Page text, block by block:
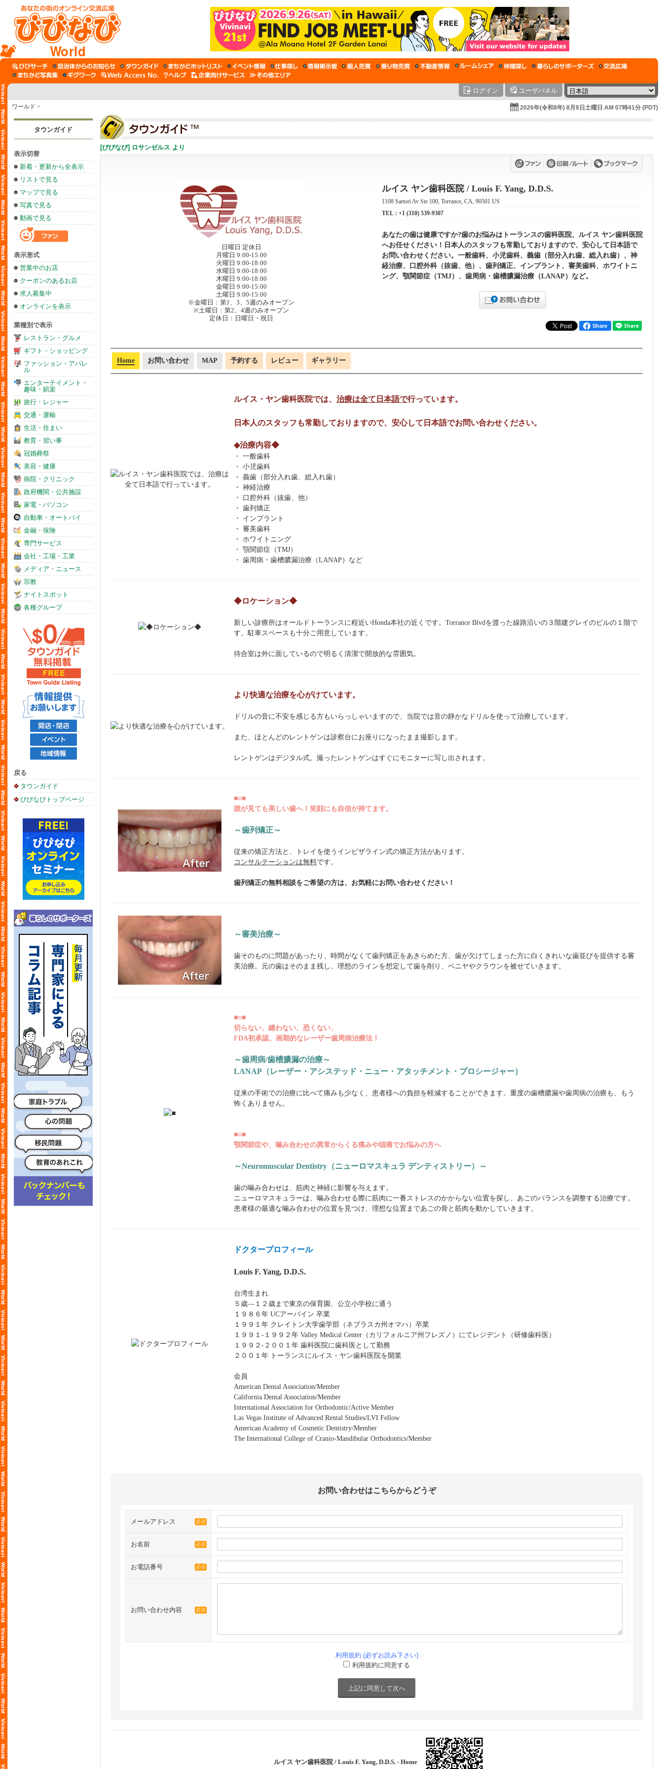
World
ログイン ユーザパネル
ワールド > 2026年(令和8年) 8月8日土曜日 AM 07時41分 (PDT)
タウンガイド
表示切替
新着・更新から全表示
リストで見る
マップで見る
写真で見る
動画で見る
表示形式
営業中のお店
クーポンのあるお店
求人募集中
オンラインを表示
業種別で表示
レストラン・グルメ
ギフト・ショッピング
ファッション・アパレ
ル
エンターテイメント・
趣味・娯楽
旅行・レジャー
交通・運輸
生活・住まい
教育・習い事
冠婚葬祭
美容・健康
病院・クリニック
政府機関・公共施設
家電・パソコン
自動車・オートバイ
金融・保険
専門サービス
会社・工場・工業
メディア・ニュース
宗教
ナイトスポット
各種グループ
戻る
タウンガイド
びびなびトップページ
[びびなび] ロサンゼルス より
日曜日 定休日
月曜日 9:00-15:00
火曜日 9:00-18:00
水曜日 9:00-18:00
木曜日 9:00-18:00
金曜日 9:00-15:00
土曜日 9:00-15:00
※金曜日：第1、3、5週のみオープン
※土曜日：第2、4週のみオープン
定休日：日曜日・祝日
ルイス ヤン歯科医院 / Louis F. Yang, D.D.S.
1108 Sartori Av Ste 100, Torrance, CA, 90501 US
TEL : +1 (310) 539-9307
あなたの歯は健康ですか?歯のお悩みはトーランスの歯科医院、ルイス ヤン歯科医院
へお任せください！日本人のスタッフも常勤しておりますので、安心して日本語で
お問い合わせください。一般歯科、小児歯科、義歯（部分入れ歯、総入れ歯）、神
経治療、口腔外科（抜歯、他）、歯列矯正、インプラント、審美歯科、ホワイトニ
ング、顎関節症（TMJ）、歯周病・歯槽膿漏治療（LANAP）など。
Share
Home お問い合わせ MAP 予約する レビュー ギャラリー
ルイス・ヤン歯科医院では、 治療は全て日本語で行っています。
日本人のスタッフも常勤しておりますので、安心して日本語でお問い合わせください。
◆治療内容◆
・ 一般歯科
・ 小児歯科
・ 義歯（部分入れ歯、総入れ歯）
・ 神経治療
・ 口腔外科（抜歯、他）
・ 歯列矯正
・ インプラント
・ 審美歯科
・ ホワイトニング
・ 顎関節症（TMJ）
・ 歯周病・歯槽膿漏治療（LANAP）など
◆ロケーション◆
新しい診療所はオールドトーランスに程近いHonda本社の近くです。Torrance Blvdを渡った線路沿いの３階建グレイのビルの１階で
す。駐車スペースも十分ご用意しています。
待合室は外に面しているので明るく清潔で開放的な雰囲気。
より快適な治療を心がけています。
ドリルの音に不安を感じる方もいらっしゃいますので、当院では音の静かなドリルを使って治療しています。
また、ほとんどのレントゲンは診察台にお座りになったまま撮影します。
レントゲンはデジタル式。撮ったレントゲンはすぐにモニターに写し出されます。
■■■
誰が見ても美しい歯へ！笑顔にも自信が持てます。
～歯列矯正～
従来の矯正方法と、トレイを使うインビザライン式の矯正方法があります。
コンサルテーションは無料です。
歯列矯正の無料相談をご希望の方は、お気軽にお問い合わせください！
～審美治療～
歯そのものに問題があったり、時間がなくて歯列矯正をあきらめた方、歯が欠けてしまった方に白くきれいな歯並びを提供する審
美治療。元の歯はそのまま残し、理想のラインを想定して歯を削り、ベニヤやクラウンを被せていきます。
■■■
切らない、縫わない、恐くない、
FDA初承認、画期的なレーザー歯周病治療法！
～歯周病/歯槽膿漏の治療～
LANAP（レーザー・アシステッド・ニュー・アタッチメント・プロシージャー）
従来の手術での治療に比べて痛みも少なく、患者様への負担を軽減することができます。重度の歯槽膿漏や歯周病の治療も、もう
怖くありません。
■■■
顎関節症や、噛み合わせの異常からくる痛みや頭痛でお悩みの方へ
～Neuromuscular Dentistry（ニューロマスキュラ デンティストリー）～
歯の噛み合わせは、筋肉と神経に影響を与えます。
ニューロマスキュラーは、噛み合わせる際に筋肉に一番ストレスのかからない位置を探し、あごのバランスを調整する治療です。
患者様の最適な噛み合わせの位置を見つけ、理想な位置まであごの骨と筋肉を動かしていきます。
ドクタープロフィール
Louis F. Yang, D.D.S.
台湾生まれ
５歳―１２歳まで東京の保育園、公立小学校に通う
１９８６年 UCアーバイン 卒業
１９９１年 クレイトン大学歯学部（ネブラスカ州オマハ）卒業
１９９１-１９９２年 Valley Medical Center（カリフォルニア州フレズノ）にてレジデント（研修歯科医）
１９９２-２００１年 歯科医院に歯科医として勤務
２００１年 トーランスにルイス・ヤン歯科医院を開業
会員
American Dental Association/Member
California Dental Association/Member
International Association for Orthodontic/Active Member
Las Vegas Institute of Advanced Rental Studies/LVI Fellow
American Academy of Cosmetic Dentistry/Member
The International College of Cranio-Mandibular Orthodontics/Member
お問い合わせはこちらからどうぞ
メールアドレス 必須
お名前 必須
お電話番号 必須
お問い合わせ内容 必須
利用規約 (必ずお読み下さい)
利用規約に同意する
ルイス ヤン歯科医院 / Louis F. Yang, D.D.S. - Home